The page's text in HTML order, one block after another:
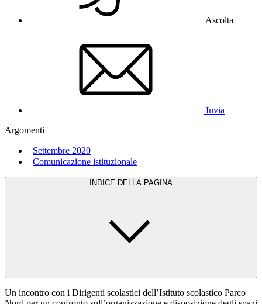
Ascolta
Invia
Argomenti
Settembre 2020
Comunicazione istituzionale
INDICE DELLA PAGINA
Un incontro con i Dirigenti scolastici dell’Istituto scolastico Parco